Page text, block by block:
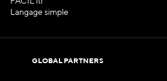
Langage simple
GLOBAL PARTNERS